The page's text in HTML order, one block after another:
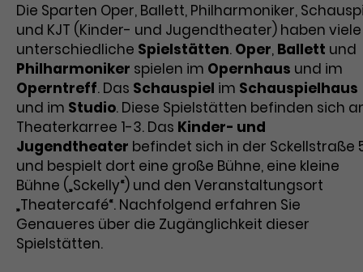
Die Sparten Oper, Ballett, Philharmoniker,
und KJT (Kinder- und Jugendtheater) haben viele
unterschiedliche Spielstätten. Oper, Ballett und
Philharmoniker spielen im Opernhaus und im
Operntreff. Das Schauspiel im Schauspielhaus
und im Studio. Diese Spielstätten befinden sich
Theaterkarree 1-3. Das Kinder- und
Jugendtheater befindet sich in der Sckellstraße
und bespielt dort eine große Bühne, eine kleine
Bühne („Sckelly“) und den Veranstaltungsort
„Theatercafé“. Nachfolgend erfahren Sie
Genaueres über die Zugänglichkeit dieser
Spielstätten.